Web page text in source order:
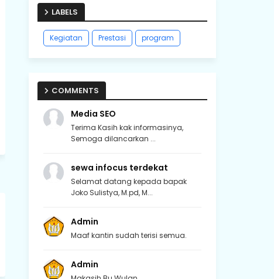
LABELS
Kegiatan Prestasi program
COMMENTS
Media SEO
Terima Kasih kak informasinya,
Semoga dilancarkan ...
sewa infocus terdekat
Selamat datang kepada bapak
Joko Sulistya, M.pd, M...
Admin
Maaf kantin sudah terisi semua.
Admin